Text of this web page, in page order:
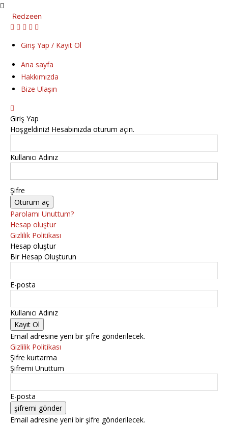
Redzeen
Giriş Yap / Kayıt Ol
Ana sayfa
Hakkımızda
Bize Ulaşın
Giriş Yap
Hoşgeldiniz! Hesabınızda oturum açın.
Kullanıcı Adınız
Şifre
Parolamı Unuttum?
Hesap oluştur
Gizlilik Politikası
Hesap oluştur
Bir Hesap Oluşturun
E-posta
Kullanıcı Adınız
Email adresine yeni bir şifre gönderilecek.
Gizlilik Politikası
Şifre kurtarma
Şifremi Unuttum
E-posta
Email adresine yeni bir şifre gönderilecek.